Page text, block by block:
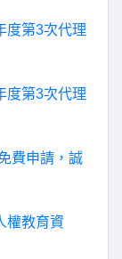
度第3次代理
度第3次代理
費申請，誠
權教育資